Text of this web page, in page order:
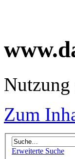
Zum
Erweiterte Suche